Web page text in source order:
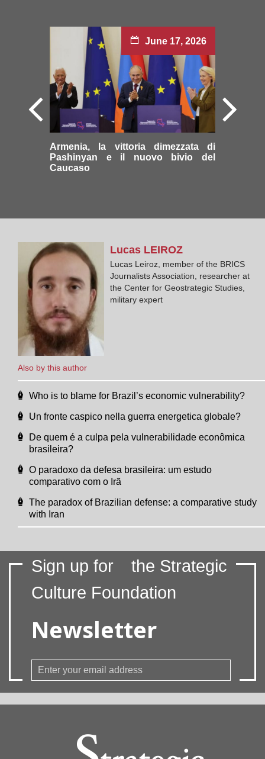
June 17, 2026
Armenia, la vittoria dimezzata di
Pashinyan e il nuovo bivio del
Caucaso
Also by this author
Lucas LEIROZ
Lucas Leiroz, member of the BRICS
Journalists Association, researcher at
the Center for Geostrategic Studies,
military expert
Who is to blame for Brazil’s economic vulnerability?
Un fronte caspico nella guerra energetica globale?
De quem é a culpa pela vulnerabilidade econômica
brasileira?
O paradoxo da defesa brasileira: um estudo
comparativo com o Irã
The paradox of Brazilian defense: a comparative study
with Iran
Sign up for
the Strategic
Culture Foundation
Newsletter